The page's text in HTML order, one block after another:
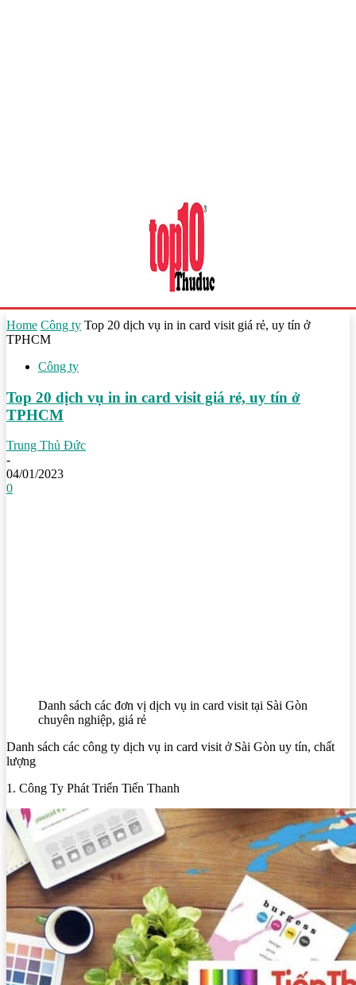
Home Công ty Top 20 dịch vụ in in card visit giá rẻ, uy tín ở
TPHCM
Công ty
Top 20 dịch vụ in in card visit giá rẻ, uy tín ở
TPHCM
Trung Thủ Đức
-
04/01/2023
0
Danh sách các đơn vị dịch vụ in card visit tại Sài Gòn
chuyên nghiệp, giá rẻ
Danh sách các công ty dịch vụ in card visit ở Sài Gòn uy tín, chất
lượng
1. Công Ty Phát Triển Tiến Thanh